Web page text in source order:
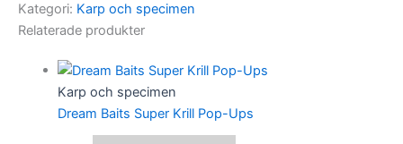
Kategori: Karp och specimen
Relaterade produkter
Karp och specimen
Dream Baits Super Krill Pop-Ups